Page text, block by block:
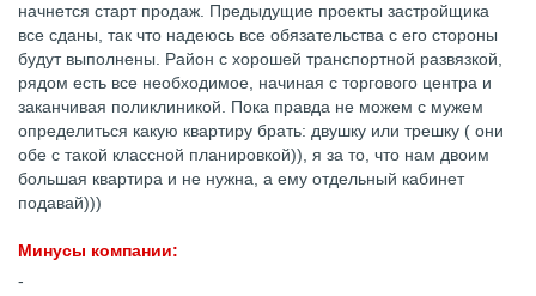
начнется старт продаж. Предыдущие проекты застройщика
все сданы, так что надеюсь все обязательства с его стороны
будут выполнены. Район с хорошей транспортной развязкой,
рядом есть все необходимое, начиная с торгового центра и
заканчивая поликлиникой. Пока правда не можем с мужем
определиться какую квартиру брать: двушку или трешку ( они
обе с такой классной планировкой)), я за то, что нам двоим
большая квартира и не нужна, а ему отдельный кабинет
подавай)))
Минусы компании:
-